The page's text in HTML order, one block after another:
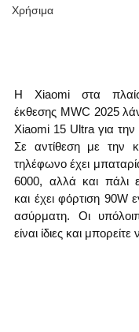
Χρήσιμα
Η Xiaomi στα
έκθεσης MWC 2025
Xiaomi 15 Ultra για
Σε αντίθεση με την
τηλέφωνο έχει
6000, αλλά και πάλι
και έχει φόρτιση 90W
ασύρματη. Οι
είναι ίδιες και μπορείτε